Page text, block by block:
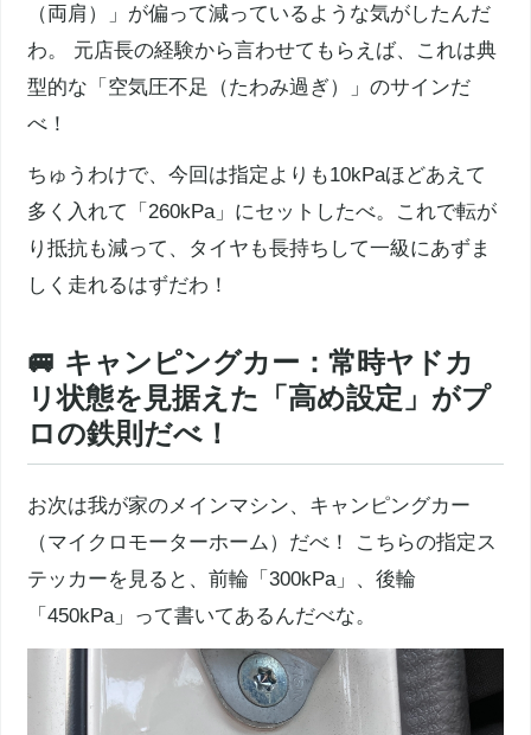
（両肩）」が偏って減っているような気がしたんだ
わ。 元店長の経験から言わせてもらえば、これは典
型的な「空気圧不足（たわみ過ぎ）」のサインだ
べ！
ちゅうわけで、今回は指定よりも10kPaほどあえて
多く入れて「260kPa」にセットしたべ。これで転が
り抵抗も減って、タイヤも長持ちして一級にあずま
しく走れるはずだわ！
🚐 キャンピングカー：常時ヤドカ
リ状態を見据えた「高め設定」がプ
ロの鉄則だべ！
お次は我が家のメインマシン、キャンピングカー
（マイクロモーターホーム）だべ！ こちらの指定ス
テッカーを見ると、前輪「300kPa」、後輪
「450kPa」って書いてあるんだべな。